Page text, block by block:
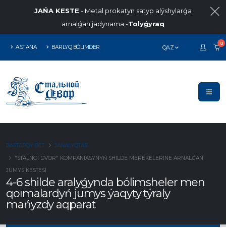
JAŃA KESTE - Metal prokatyn satyp alýshylarǵa
arnalǵan jadynama -Tolyǵyraq
ASTANA BARLYQ BÓLIMDER QAZ
0
4-6 shilde aralyǵynda bólimsheler men
qoımalardyń jumys ýaqyty týraly
mańyzdy aqparat
BASTAPQY BET
JAŃALYQTAR
"STALNOI DVOR" KOMPANIASYNYŃ SHILDE MEREKELERINE ARNALǴAN
JUMYS KESTESI